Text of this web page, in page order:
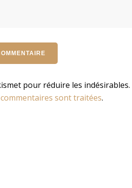
pour réduire les indésirables.
sont traitées.